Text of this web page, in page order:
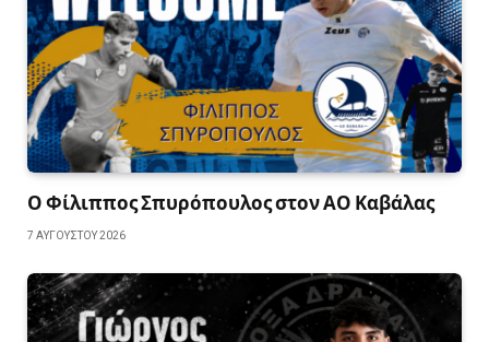
Ο Φίλιππος Σπυρόπουλος στον ΑΟ Καβάλας
7 ΑΥΓΟΎΣΤΟΥ 2026